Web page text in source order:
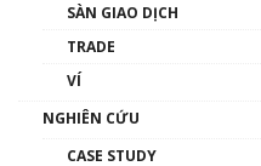
thống &
SÀN GIAO DỊCH
TRADE
VÍ
NGHIÊN CỨU
CASE STUDY